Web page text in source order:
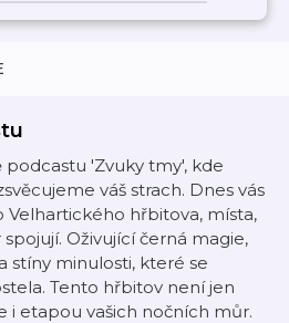
'Zvuky tmy', kde
váš strach. Dnes vás
hřbitova, místa,
Oživující černá magie,
stíny minulosti, které se
Tento hřbitov není jen
i etapou vašich nočních můr.